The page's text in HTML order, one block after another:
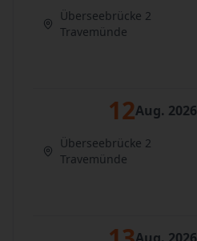
Überseebrücke 2
Travemünde
12Aug. 2026
Überseebrücke 2
Travemünde